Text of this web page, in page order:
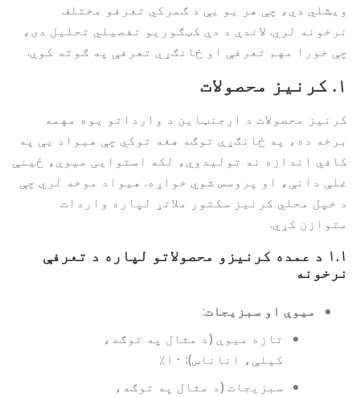
ویشلي دي، چې هر یو یې د ګمرکي تعرفو مختلف
نرخونه لري. لاندې د دې کټګوریو تفصیلي تحلیل دی،
چې خورا مهم تعرفې او ځانګړي تعرفې په ګوته کوي.
۱. کرنیز محصولات
کرنیز محصولات د ارجنټاین د وارداتو یوه مهمه
برخه ده، په ځانګړې توګه هغه توکي چې هیواد یې په
کافي اندازه نه تولیدوي، لکه استوایی میوې، ځینې
غلې دانې، او پروسس شوي خواړه. هیواد موخه لري چې
د خپل محلي کرنیز سکتور ملاتړ لپاره واردات
متوازن کړي.
۱.۱ د عمده کرنیزو محصولاتو لپاره د تعرفې
نرخونه
میوې او سبزیجات:
تازه میوې (د مثال په توګه،
کیلې، اناناس): ۱۰٪
سبزیجات (د مثال په توګه،